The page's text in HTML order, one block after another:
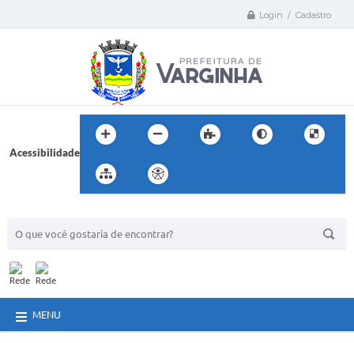
Login / Cadastro
Acessibilidade
MENU